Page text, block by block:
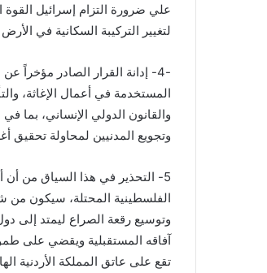
علي ضرورة التزام إسرائيل القوة
لتغيير التركيبة السكانية في
-4- إدانة القرار الصادر مؤخراً
المستخدمة في أعمال الإغاثة،
والقانون الدولي الإنساني، بما
وتجويع المدنيين لمحاولة تحقيق
5- التحذير في هذا السياق من
الفلسطينية المحتلة، سيكون من
وتوسيع رقعة الصراع ليمتد إلى
آفاقه المستقبلية ويقضي على
تقع على عاتق المملكة الأردنية